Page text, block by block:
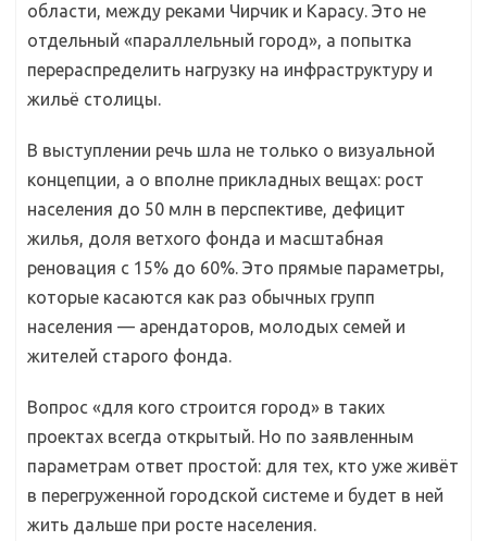
области, между реками Чирчик и Карасу. Это не
отдельный «параллельный город», а попытка
перераспределить нагрузку на инфраструктуру и
жильё столицы.
В выступлении речь шла не только о визуальной
концепции, а о вполне прикладных вещах: рост
населения до 50 млн в перспективе, дефицит
жилья, доля ветхого фонда и масштабная
реновация с 15% до 60%. Это прямые параметры,
которые касаются как раз обычных групп
населения — арендаторов, молодых семей и
жителей старого фонда.
Вопрос «для кого строится город» в таких
проектах всегда открытый. Но по заявленным
параметрам ответ простой: для тех, кто уже живёт
в перегруженной городской системе и будет в ней
жить дальше при росте населения.